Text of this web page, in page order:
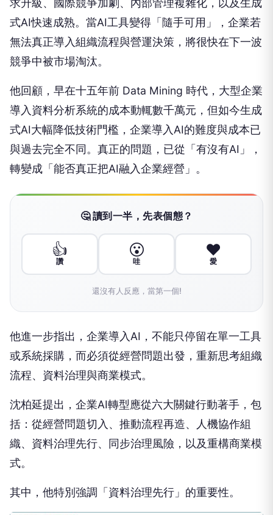
求升級、國際競爭加劇、內部管理複雜化，以及生成
式AI快速成熟。當AI工具變得「隨手可用」，企業若
無法真正導入組織流程與營運決策，將很快在下一波
競爭中被市場淘汰。
他回顧，早在十五年前 Data Mining 時代，大型企業
導入資料分析系統的成本動輒數千萬元，但如今生成
式AI大幅降低技術門檻，企業導入AI的難度與成本已
與過去完全不同。真正的問題，已從「有沒有AI」，
轉變成「能否真正把AI融入企業經營」。
🤔 讀到一半，先表個態？
👍
讚
😮
哇
❤️
愛
還沒有人反應，當第一個!
他進一步指出，企業導入AI，不能只停留在單一工具
或系統採購，而必須從經營問題出發，重新思考組織
流程、資料治理與商業模式。
沈柏延提出，企業AI轉型應從六大關鍵行動著手，包
括：從經營問題切入、推動流程再造、人機協作組
織、資料治理先行、同步治理風險，以及重構商業模
式。
其中，他特別強調「資料治理先行」的重要性。